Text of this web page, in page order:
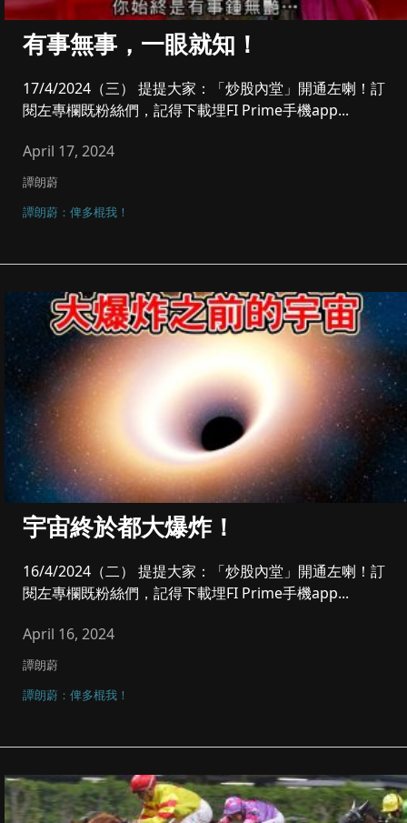
有事無事，一眼就知！
17/4/2024（三） 提提大家：「炒股內堂」開通左喇！訂
閱左專欄既粉絲們，記得下載埋FI Prime手機app...
April 17, 2024
譚朗蔚
譚朗蔚：俾多棍我！
宇宙終於都大爆炸！
16/4/2024（二） 提提大家：「炒股內堂」開通左喇！訂
閱左專欄既粉絲們，記得下載埋FI Prime手機app...
April 16, 2024
譚朗蔚
譚朗蔚：俾多棍我！